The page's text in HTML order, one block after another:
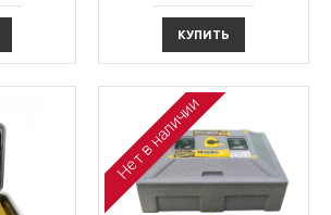
КУПИТЬ
Нет в наличии